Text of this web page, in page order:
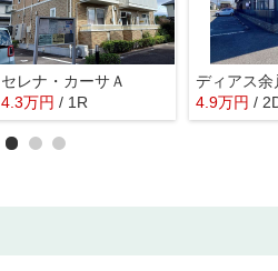
セレナ・カーサＡ
4.3万円 / 1R
ディアス余
4.9万円 /